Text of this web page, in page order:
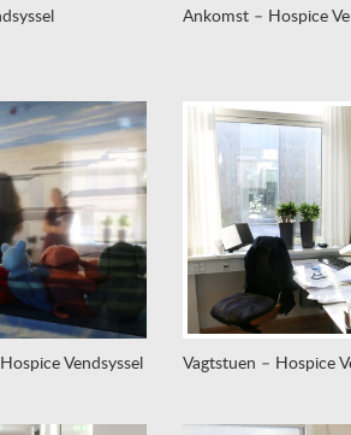
Ankomst – Hospice
Vendsyssel Vagtstuen – Hospice